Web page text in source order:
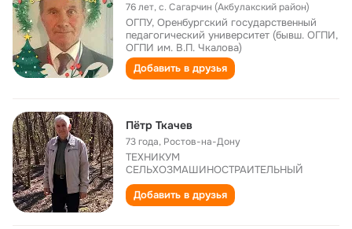
76 лет,с. Сагарчин (Акбулакский район)
ОГПУ, Оренбургский государственный
педагогический университет (бывш. ОГПИ,
ОГПИ им. В.П. Чкалова)
Добавить в друзья
Пётр Ткачев
73 года, Ростов-на-Дону
ТЕХНИКУМ
СЕЛЬХОЗМАШИНОСТРАИТЕЛЬНЫЙ
Добавить в друзья